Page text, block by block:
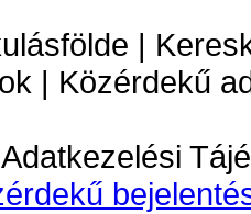
|
| Közérdekű
Adatkezelési